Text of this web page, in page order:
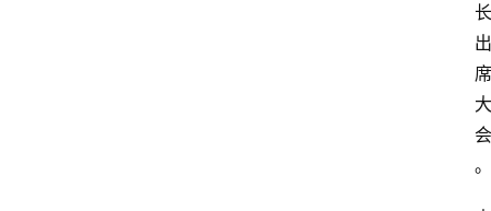
长
出
席
大
会
。